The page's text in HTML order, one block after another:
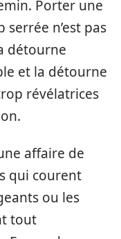
Porter une
n’est pas
détourne
et la détourne
révélatrices
affaire de
qui courent
ou les
tout